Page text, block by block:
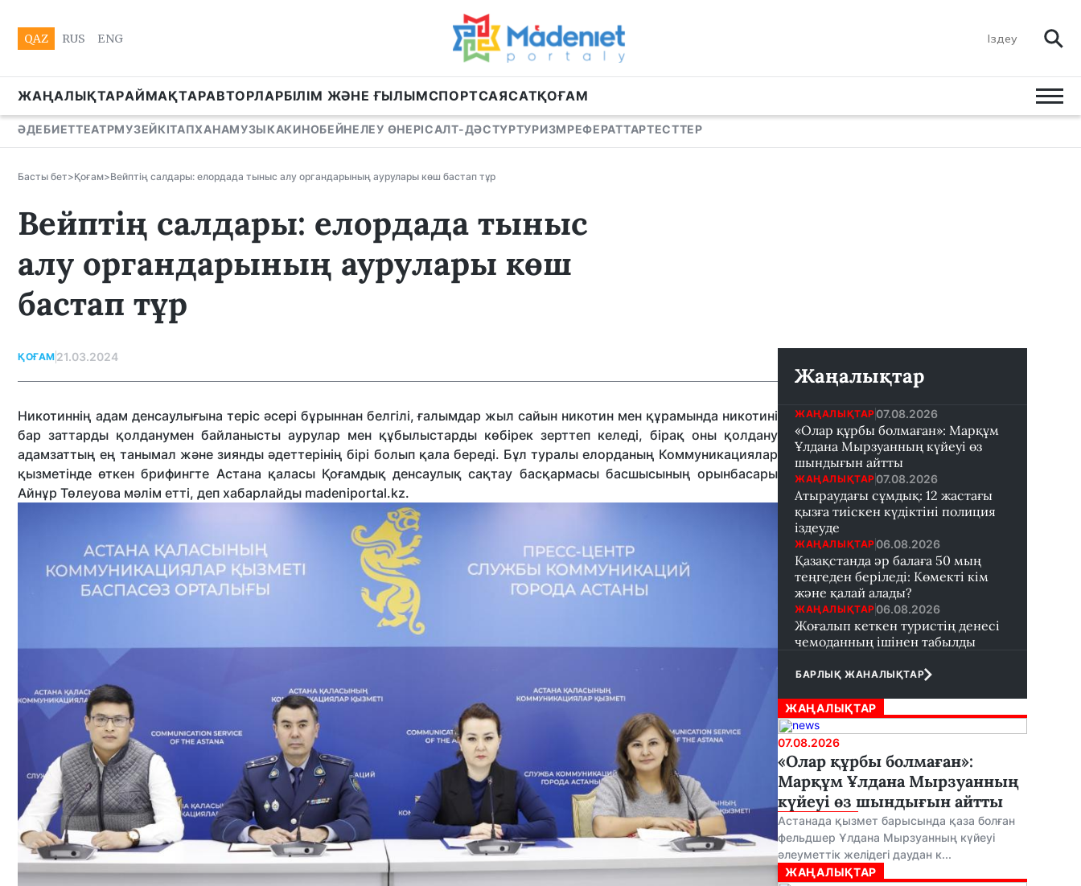
QAZ RUS ENG
ЖАҢАЛЫҚТАРАЙМАҚТАРАВТОРЛАРБІЛІМ ЖӘНЕ ҒЫЛЫМСПОРТСАЯСАТҚОҒАМ
ӘДЕБИЕТТЕАТРМУЗЕЙКІТАПХАНАМУЗЫКАКИНОБЕЙНЕЛЕУ ӨНЕРІСАЛТ-ДӘСТҮРТУРИЗМРЕФЕРАТТАРТЕСТТЕР
Басты бет>Қоғам>Вейптің салдары: елордада тыныс алу органдарының аурулары көш бастап тұр
Вейптің салдары: елордада тыныс
алу органдарының аурулары көш
бастап тұр
ҚОҒАМ 21.03.2024
Никотиннің адам денсаулығына теріс әсері бұрыннан белгілі, ғалымдар жыл сайын никотин мен құрамында никотині
бар заттарды қолданумен байланысты аурулар мен құбылыстарды көбірек зерттеп келеді, бірақ оны қолдану
адамзаттың ең танымал және зиянды әдеттерінің бірі болып қала береді. Бұл туралы елорданың Коммуникациялар
қызметінде өткен брифингте Астана қаласы Қоғамдық денсаулық сақтау басқармасы басшысының орынбасары
Айнұр Төлеуова мәлім етті, деп хабарлайды madeniportal.kz.
Жаңалықтар
ЖАҢАЛЫҚТАР 07.08.2026
«Олар құрбы болмаған»: Марқұм
Ұлдана Мырзуанның күйеуі өз
шындығын айтты
ЖАҢАЛЫҚТАР 07.08.2026
Атыраудағы сұмдық: 12 жастағы
қызға тиіскен күдіктіні полиция
іздеуде
ЖАҢАЛЫҚТАР 06.08.2026
Қазақстанда әр балаға 50 мың
теңгеден беріледі: Көмекті кім
және қалай алады?
ЖАҢАЛЫҚТАР 06.08.2026
Жоғалып кеткен туристің денесі
чемоданның ішінен табылды
БАРЛЫҚ ЖАНАЛЫҚТАР
ЖАҢАЛЫҚТАР
07.08.2026
«Олар құрбы болмаған»:
Марқұм Ұлдана Мырзуанның
күйеуі өз шындығын айтты
Астанада қызмет барысында қаза болған
фельдшер Ұлдана Мырзуанның күйеуі
әлеуметтік желідегі даудан к...
ЖАҢАЛЫҚТАР